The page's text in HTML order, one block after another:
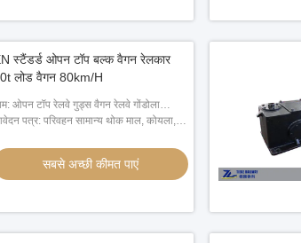
स्टैंडर्ड ओपन टॉप बल्क वैगन रेलकार
लोड वैगन 80km/H
ओपन टॉप रेलवे गुड्स वैगन रेलवे गोंडोला
70/80 टन लोड
पत्र: परिवहन सामान्य थोक माल, कोयला,
सबसे अच्छी कीमत पाएं